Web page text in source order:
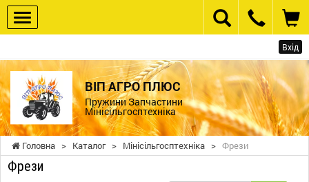
Вхід
ВІП АГРО ПЛЮС
Пружини Запчастини
Мінісільгосптехніка
Головна > Каталог > Мінісільгосптехніка > Фрези
Фрези